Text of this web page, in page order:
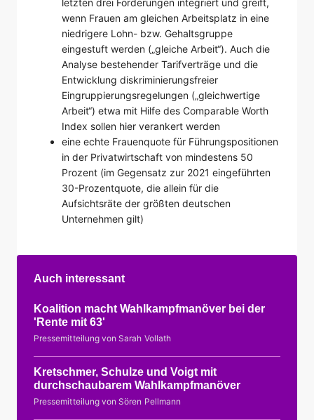
wenn Frauen am gleichen Arbeitsplatz in eine
niedrigere Lohn- bzw. Gehaltsgruppe
eingestuft werden („gleiche Arbeit“). Auch die
Analyse bestehender Tarifverträge und die
Entwicklung diskriminierungsfreier
Eingruppierungsregelungen („gleichwertige
Arbeit“) etwa mit Hilfe des Comparable Worth
Index sollen hier verankert werden
eine echte Frauenquote für Führungspositionen
in der Privatwirtschaft von mindestens 50
Prozent (im Gegensatz zur 2021 eingeführten
30-Prozentquote, die allein für die
Aufsichtsräte der größten deutschen
Unternehmen gilt)
Auch interessant
Koalition macht Wahlkampfmanöver bei der
'Rente mit 63'
Pressemitteilung von Sarah Vollath
Kretschmer, Schulze und Voigt mit
durchschaubarem Wahlkampfmanöver
Pressemitteilung von Sören Pellmann